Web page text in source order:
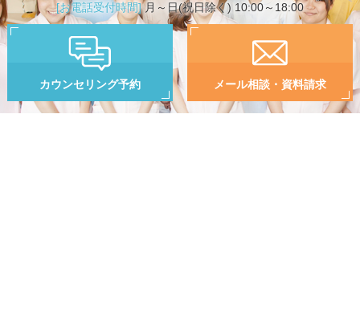
[お電話受付時間]月～日(祝日除く) 10:00～18:00
カウンセリング予約 メール相談・資料請求